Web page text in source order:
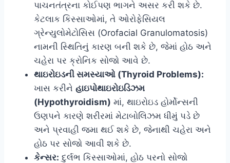
પાચનતંત્રના કોઈપણ ભાગને અસર કરી શકે છે.
કેટલાક કિસ્સાઓમાં, તે ઓરોફેસિયલ
ગ્રેન્યુલોમેટોસિસ (Orofacial Granulomatosis)
નામની સ્થિતિનું કારણ બની શકે છે, જેમાં હોઠ અને
ચહેરા પર ક્રોનિક સોજો આવે છે.
થાઇરોઇડની સમસ્યાઓ (Thyroid Problems):
ખાસ કરીને હાઇપોથાઇરોઇડિઝમ
(Hypothyroidism) માં, થાઇરોઇડ હોર્મોન્સની
ઉણપને કારણે શરીરમાં મેટાબોલિઝમ ધીમું પડે છે
અને પ્રવાહી જમા થઈ શકે છે, જેનાથી ચહેરા અને
હોઠ પર સોજો આવી શકે છે.
કેન્સર: દુર્લભ કિસ્સાઓમાં, હોઠ પરનો સોજો